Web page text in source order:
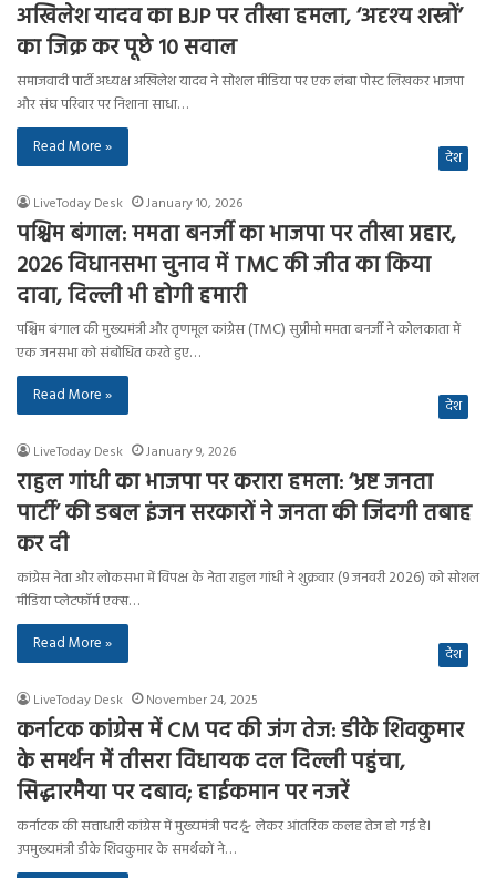
अखिलेश यादव का BJP पर तीखा हमला, ‘अदृश्य शस्त्रों’
का जिक्र कर पूछे 10 सवाल
समाजवादी पार्टी अध्यक्ष अखिलेश यादव ने सोशल मीडिया पर एक लंबा पोस्ट लिखकर भाजपा
और संघ परिवार पर निशाना साधा…
Read More »
देश
LiveToday Desk January 10, 2026
पश्चिम बंगाल: ममता बनर्जी का भाजपा पर तीखा प्रहार,
2026 विधानसभा चुनाव में TMC की जीत का किया
दावा, दिल्ली भी होगी हमारी
पश्चिम बंगाल की मुख्यमंत्री और तृणमूल कांग्रेस (TMC) सुप्रीमो ममता बनर्जी ने कोलकाता में
एक जनसभा को संबोधित करते हुए…
Read More »
देश
LiveToday Desk January 9, 2026
राहुल गांधी का भाजपा पर करारा हमला: ‘भ्रष्ट जनता
पार्टी’ की डबल इंजन सरकारों ने जनता की जिंदगी तबाह
कर दी
कांग्रेस नेता और लोकसभा में विपक्ष के नेता राहुल गांधी ने शुक्रवार (9 जनवरी 2026) को सोशल
मीडिया प्लेटफॉर्म एक्स…
Read More »
देश
LiveToday Desk November 24, 2025
कर्नाटक कांग्रेस में CM पद की जंग तेज: डीके शिवकुमार
के समर्थन में तीसरा विधायक दल दिल्ली पहुंचा,
सिद्धारमैया पर दबाव; हाईकमान पर नजरें
कर्नाटक की सत्ताधारी कांग्रेस में मुख्यमंत्री पदを लेकर आंतरिक कलह तेज हो गई है।
उपमुख्यमंत्री डीके शिवकुमार के समर्थकों ने…